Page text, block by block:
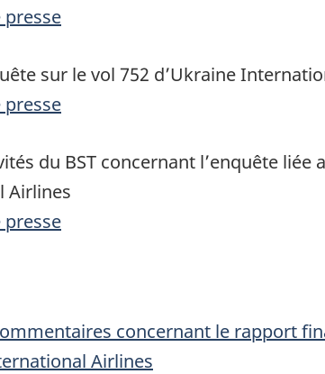
sur le vol 752 d’Ukraine
du BST concernant l’enquête liée
Airlines
concernant le rapport
Airlines